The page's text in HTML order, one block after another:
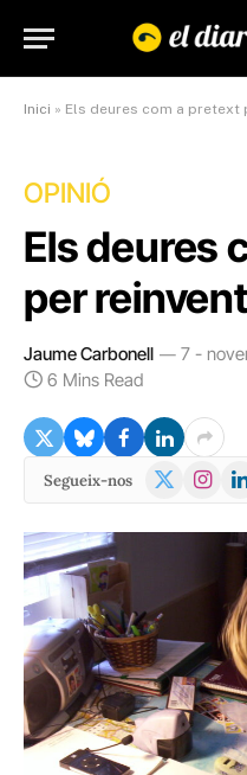
Inici » Els deures com a pretext
OPINIÓ
Els deures
per
Jaume Carbonell
7 -
6 Mins Read
Segueix-nos
X